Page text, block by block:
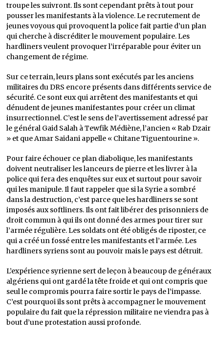
troupe les suivront. Ils sont cependant prêts à tout pour
pousser les manifestants à la violence. Le recrutement de
jeunes voyous qui provoquent la police fait partie d’un plan
qui cherche à discréditer le mouvement populaire. Les
hardliners veulent provoquer l’irréparable pour éviter un
changement de régime.
Sur ce terrain, leurs plans sont exécutés par les anciens
militaires du DRS encore présents dans différents service de
sécurité. Ce sont eux qui arrêtent des manifestants et qui
dénudent de jeunes manifestantes pour créer un climat
insurrectionnel. C’est le sens de l’avertissement adressé par
le général Gaid Salah à Tewfik Médiène, l’ancien « Rab Dzair
» et que Amar Saidani appelle « Chitane Tiguentourine ».
Pour faire échouer ce plan diabolique, les manifestants
doivent neutraliser les lanceurs de pierre et les livrer à la
police qui fera des enquêtes sur eux et surtout pour savoir
qui les manipule. Il faut rappeler que si la Syrie a sombré
dans la destruction, c’est parce que les hardliners se sont
imposés aux softliners. Ils ont fait libérer des prisonniers de
droit commun à qui ils ont donné des armes pour tirer sur
l’armée régulière. Les soldats ont été obligés de riposter, ce
qui a créé un fossé entre les manifestants et l’armée. Les
hardliners syriens sont au pouvoir mais le pays est détruit.
L’expérience syrienne sert de leçon à beaucoup de généraux
algériens qui ont gardé la tête froide et qui ont compris que
seul le compromis pourra faire sortir le pays de l’impasse.
C’est pourquoi ils sont prêts à accompagner le mouvement
populaire du fait que la répression militaire ne viendra pas à
bout d’une protestation aussi profonde.